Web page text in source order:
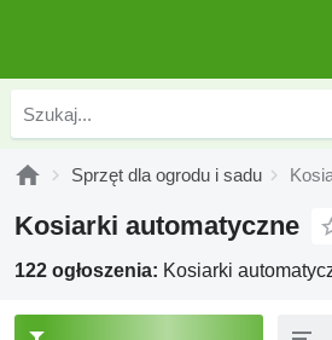
Sprzęt dla ogrodu i sadu
Kosiarki automatyczne
122 ogłoszenia: Kosiarki